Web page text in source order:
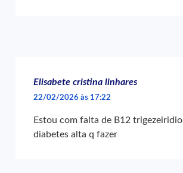
Elisabete cristina linhares
22/02/2026 às 17:22
Estou com falta de B12
diabetes alta q fazer